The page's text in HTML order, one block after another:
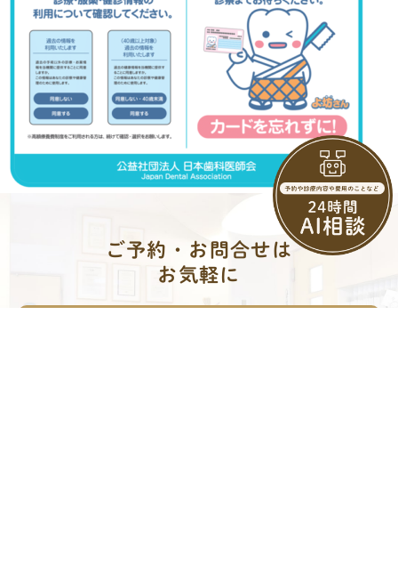
ご予約・お問合せは
お気軽に